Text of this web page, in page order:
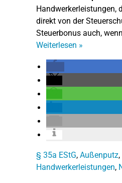
Handwerkerleistungen,
direkt von der
Steuerbonus auch,
Weiterlesen »
§ 35a EStG, Außenputz,
Handwerkerleistungen,